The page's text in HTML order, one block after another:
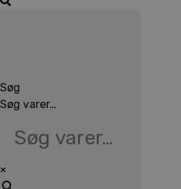
Søg
Søg varer…
×